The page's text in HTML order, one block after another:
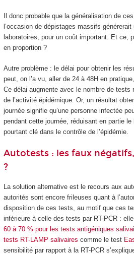
Il donc probable que la généralisation de
l’occasion de dépistages massifs
laboratoires, pour un coût important. Et ce,
en proportion ?
Autre problème : le délai pour obtenir les
peut, on l’a vu, aller de 24 à 48H en
Ce délai augmente avec le nombre de tests
de l’activité épidémique. Or, un résultat
journée signifie qu’une personne infectée
pendant cette journée, réduisant en partie
pourtant clé dans le contrôle de l’épidémie.
Autotests : les faux
?
La solution alternative est le recours aux
autorités sont encore frileuses quant à
disposition de ces tests, au motif que ces
inférieure à celle des tests par RT-PCR :
60 à 70 % pour les tests antigéniques
tests RT-LAMP salivaires comme le test
sensibilité par rapport à la RT-PCR